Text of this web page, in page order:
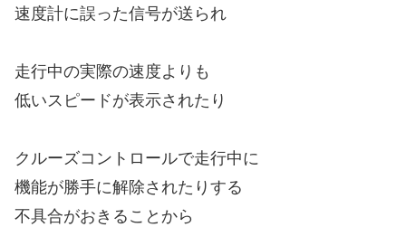
速度計に誤った信号が送られ
走行中の実際の速度よりも
低いスピードが表示されたり
クルーズコントロールで走行中に
機能が勝手に解除されたりする
不具合がおきることから